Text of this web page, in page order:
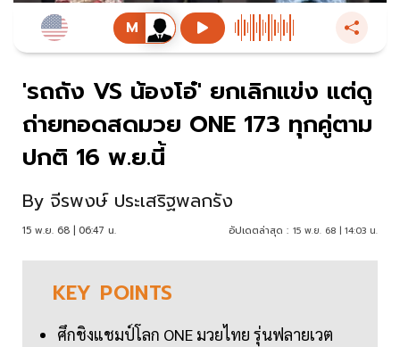
'รถถัง VS น้องโอ๋' ยกเลิกแข่ง แต่ดู
ถ่ายทอดสดมวย ONE 173 ทุกคู่ตาม
ปกติ 16 พ.ย.นี้
By จีรพงษ์ ประเสริฐพลกรัง
15 พ.ย. 68 | 06:47 น. อัปเดตล่าสุด : 15 พ.ย. 68 | 14:03 น.
KEY POINTS
ศึกชิงแชมป์โลก ONE มวยไทย รุ่นฟลายเวต